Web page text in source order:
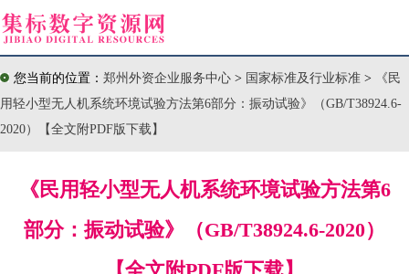
您当前的位置： 郑州外资企业服务中心 > 国家标准及行业标准 >
《民
用轻小型无人机系统环境试验方法第6部分：振动试验》（GB/T38924.6-
2020）【全文附PDF版下载】
《民用轻小型无人机系统环境试验方法第6
部分：振动试验》（GB/T38924.6-2020）